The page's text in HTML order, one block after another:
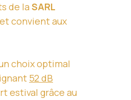
de la SARL
convient aux
choix optimal
52 dB
estival grâce au